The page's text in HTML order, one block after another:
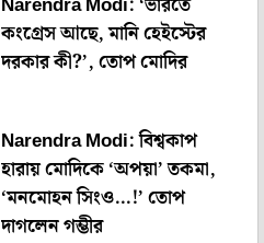
কংগ্রেস আছে, মানি হেইস্টের
দরকার কী?’, তোপ মোদির
Narendra Modi: বিশ্বকাপ
হারায় মোদিকে ‘অপয়া’ তকমা,
‘মনমোহন সিংও…!’ তোপ
দাগলেন গম্ভীর